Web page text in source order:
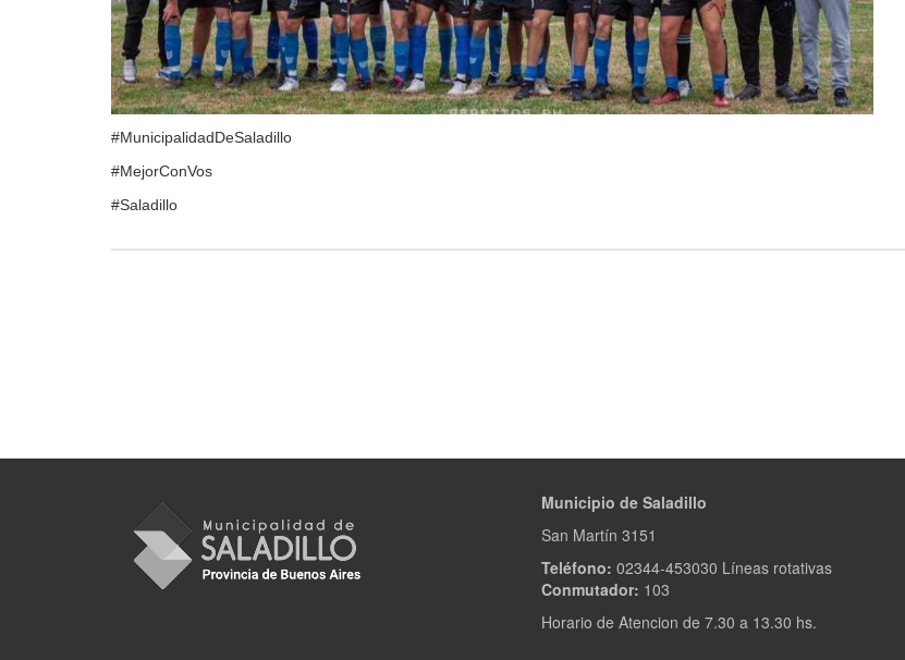
#MunicipalidadDeSaladillo
#MejorConVos
#Saladillo
Municipio de Saladillo
San Martín 3151
Teléfono: 02344-453030 Líneas rotativas
Conmutador: 103
Horario de Atencion de 7.30 a 13.30 hs.